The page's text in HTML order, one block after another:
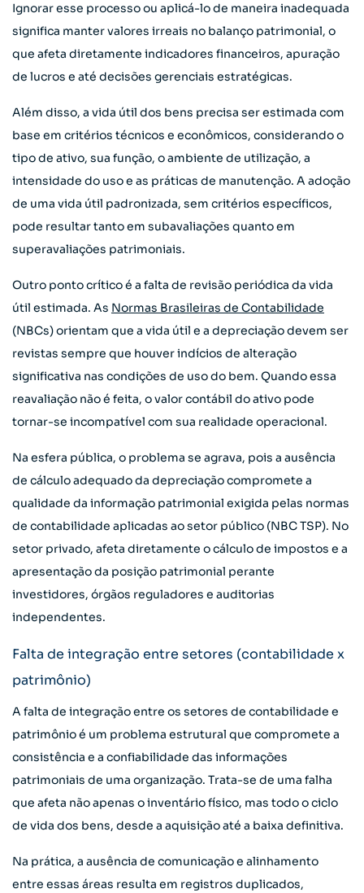
Ignorar esse processo ou aplicá-lo de maneira inadequada
significa manter valores irreais no balanço patrimonial, o
que afeta diretamente indicadores financeiros, apuração
de lucros e até decisões gerenciais estratégicas.
Além disso, a vida útil dos bens precisa ser estimada com
base em critérios técnicos e econômicos, considerando o
tipo de ativo, sua função, o ambiente de utilização, a
intensidade do uso e as práticas de manutenção. A adoção
de uma vida útil padronizada, sem critérios específicos,
pode resultar tanto em subavaliações quanto em
superavaliações patrimoniais.
Outro ponto crítico é a falta de revisão periódica da vida
útil estimada. As Normas Brasileiras de Contabilidade
(NBCs) orientam que a vida útil e a depreciação devem ser
revistas sempre que houver indícios de alteração
significativa nas condições de uso do bem. Quando essa
reavaliação não é feita, o valor contábil do ativo pode
tornar-se incompatível com sua realidade operacional.
Na esfera pública, o problema se agrava, pois a ausência
de cálculo adequado da depreciação compromete a
qualidade da informação patrimonial exigida pelas normas
de contabilidade aplicadas ao setor público (NBC TSP). No
setor privado, afeta diretamente o cálculo de impostos e a
apresentação da posição patrimonial perante
investidores, órgãos reguladores e auditorias
independentes.
Falta de integração entre setores (contabilidade x
patrimônio)
A falta de integração entre os setores de contabilidade e
patrimônio é um problema estrutural que compromete a
consistência e a confiabilidade das informações
patrimoniais de uma organização. Trata-se de uma falha
que afeta não apenas o inventário físico, mas todo o ciclo
de vida dos bens, desde a aquisição até a baixa definitiva.
Na prática, a ausência de comunicação e alinhamento
entre essas áreas resulta em registros duplicados,